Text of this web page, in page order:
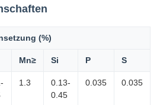
(%)
Mn≥ Si P S
1.3
0.13-
0.45
0.035 0.035